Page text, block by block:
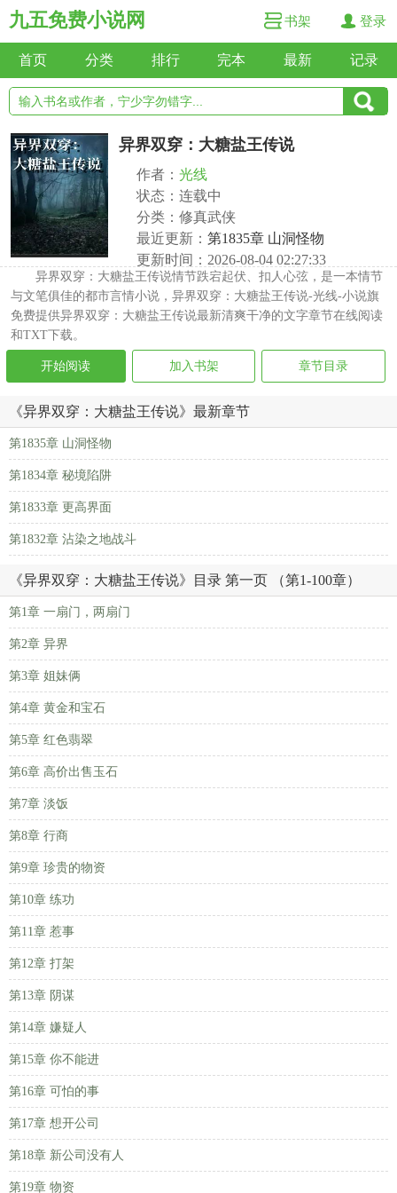
九五免费小说网 书架 登录
首页 分类 排行 完本 最新 记录
异界双穿：大糖盐王传说
作者： 光线
状态：连载中
分类：修真武侠
最近更新： 第1835章 山洞怪物
更新时间：2026-08-04 02:27:33
异界双穿：大糖盐王传说情节跌宕起伏、扣人心弦，是一本情节
与文笔俱佳的都市言情小说，异界双穿：大糖盐王传说-光线-小说旗
免费提供异界双穿：大糖盐王传说最新清爽干净的文字章节在线阅读
和TXT下载。
开始阅读 加入书架 章节目录
《异界双穿：大糖盐王传说》最新章节
第1835章 山洞怪物
第1834章 秘境陷阱
第1833章 更高界面
第1832章 沾染之地战斗
《异界双穿：大糖盐王传说》目录 第一页 （第1-100章）
第1章 一扇门，两扇门
第2章 异界
第3章 姐妹俩
第4章 黄金和宝石
第5章 红色翡翠
第6章 高价出售玉石
第7章 淡饭
第8章 行商
第9章 珍贵的物资
第10章 练功
第11章 惹事
第12章 打架
第13章 阴谋
第14章 嫌疑人
第15章 你不能进
第16章 可怕的事
第17章 想开公司
第18章 新公司没有人
第19章 物资